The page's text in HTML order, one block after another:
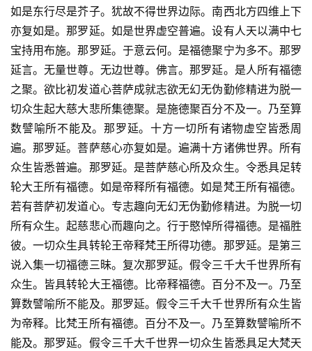
如是东行尽是芥子。犹故不得世界边际。南西北方四维上下
亦复如是。那罗延。如是世界虚空普遍。设有人天以满中七
宝持用布施。那罗延。于意云何。是福德聚宁为多不。那罗
延言。无量世尊。无边世尊。佛言。那罗延。是人所有福德
之聚。欲比初发道心菩萨成就志欲无幻无伪勤修精进为脱一
切众生起大慈大悲所集德聚。是施德聚百分不及一。乃至算
数譬喻所不能及。那罗延。十方一切所有诸物虚空皆悉周
遍。那罗延。菩萨慈心亦复如是。遍满十方诸佛世界。所有
众生皆悉普遍。那罗延。是菩萨慈心所及众生。令悉具足转
轮大王所有福德。如是帝释所有福德。如是梵王所有福德。
若有菩萨初发道心。专志趣向无幻无伪勤修精进。为脱一切
所有众生。起慈悲心而趣向之。行于愍悼所得福德。是福胜
彼。一切众生具转轮王帝释梵王所得功德。那罗延。是第三
说入集一切福德三昧。复次那罗延。假令三千大千世界所有
众生。皆具转轮大王福德。比帝释福德。百分不及一。乃至
算数譬喻所不能及。那罗延。假令三千大千世界所有众生皆
为帝释。比梵王所有福德。百分不及一。乃至算数譬喻所不
能及。那罗延。假令三千大千世界一切众生皆悉具足大梵天